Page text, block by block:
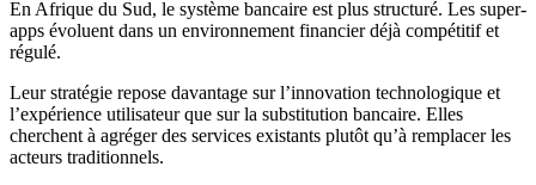
En Afrique du Sud, le système bancaire est plus structuré. Les super-
apps évoluent dans un environnement financier déjà compétitif et
régulé.
Leur stratégie repose davantage sur l’innovation technologique et
l’expérience utilisateur que sur la substitution bancaire. Elles
cherchent à agréger des services existants plutôt qu’à remplacer les
acteurs traditionnels.